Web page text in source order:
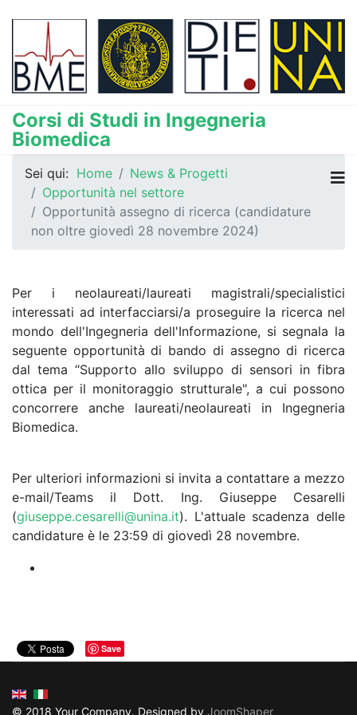
Corsi di Studi in Ingegneria
Biomedica
Sei qui: Home
News & Progetti
Opportunità nel settore
Opportunità assegno di ricerca (candidature
non oltre giovedì 28 novembre 2024)
Per i neolaureati/laureati magistrali/specialistici
interessati ad interfacciarsi/a proseguire la ricerca nel
mondo dell'Ingegneria dell'Informazione, si segnala la
seguente opportunità di bando di assegno di ricerca
dal tema “Supporto allo sviluppo di sensori in fibra
ottica per il monitoraggio strutturale", a cui possono
concorrere anche laureati/neolaureati in Ingegneria
Biomedica.
Per ulteriori informazioni si invita a contattare a mezzo
e-mail/Teams il Dott. Ing. Giuseppe Cesarelli
(giuseppe.cesarelli@unina.it). L'attuale scadenza delle
candidature è le 23:59 di giovedì 28 novembre.
Save
© 2018 Your Company. Designed by JoomShaper